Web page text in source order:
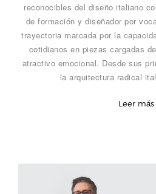
reconocibles del diseño italiano
de formación y diseñador por
trayectoria marcada por la
cotidianos en piezas cargadas
atractivo emocional. Desde sus
la arquitectura radical
Leer más